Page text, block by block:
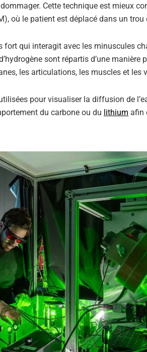
Cette technique est mieux
où le patient est déplacé dans un
fort qui interagit avec les minuscules
sont répartis d’une
les articulations, les muscles et les
pour visualiser la diffusion de
du carbone ou du lithium afin